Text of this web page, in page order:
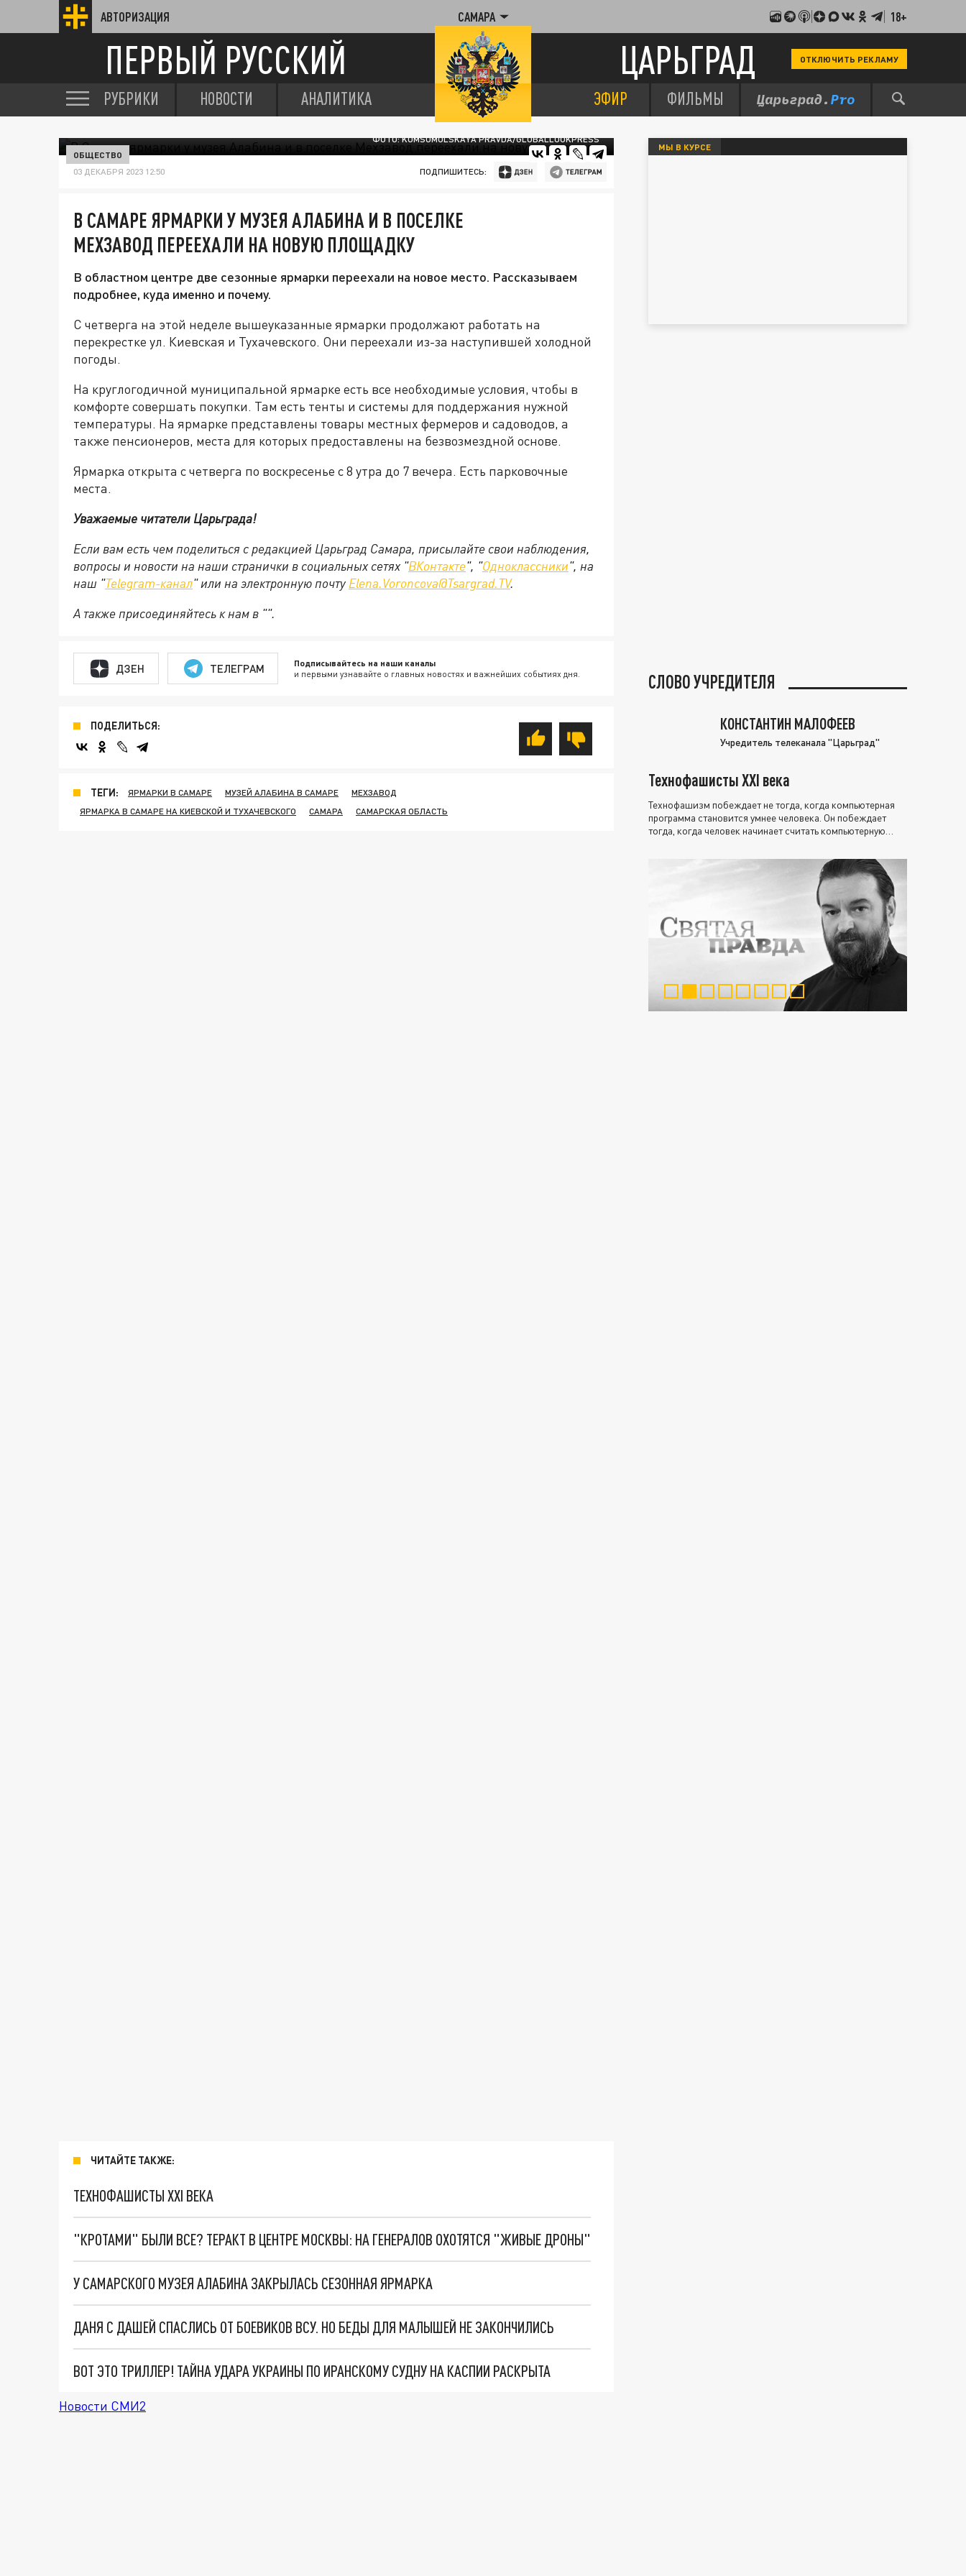
АВТОРИЗАЦИЯ САМАРА 18+
ПЕРВЫЙ РУССКИЙ ЦАРЬГРАД ОТКЛЮЧИТЬ РЕКЛАМУ
РУБРИКИ НОВОСТИ АНАЛИТИКА ЭФИР ФИЛЬМЫ
ФОТО: KOMSOMOLSKAYA PRAVDA/GLOBALLOOKPRESS
ОБЩЕСТВО
03 ДЕКАБРЯ 2023 12:50 ПОДПИШИТЕСЬ:
В САМАРЕ ЯРМАРКИ У МУЗЕЯ АЛАБИНА И В ПОСЕЛКЕ
МЕХЗАВОД ПЕРЕЕХАЛИ НА НОВУЮ ПЛОЩАДКУ
В областном центре две сезонные ярмарки переехали на новое место. Рассказываем
подробнее, куда именно и почему.
С четверга на этой неделе вышеуказанные ярмарки продолжают работать на
перекрестке ул. Киевская и Тухачевского. Они переехали из-за наступившей холодной
погоды.
На круглогодичной муниципальной ярмарке есть все необходимые условия, чтобы в
комфорте совершать покупки. Там есть тенты и системы для поддержания нужной
температуры. На ярмарке представлены товары местных фермеров и садоводов, а
также пенсионеров, места для которых предоставлены на безвозмездной основе.
Ярмарка открыта с четверга по воскресенье с 8 утра до 7 вечера. Есть парковочные
места.
Уважаемые читатели Царьграда!
Если вам есть чем поделиться с редакцией Царьград Самара, присылайте свои наблюдения,
вопросы и новости на наши странички в социальных сетях "ВКонтакте", "Одноклассники", на
наш "Telegram-канал" или на электронную почту Elena.Voroncova@Tsargrad.TV.
А также присоединяйтесь к нам в "".
ДЗЕН ТЕЛЕГРАМ Подписывайтесь на наши каналы
и первыми узнавайте о главных новостях и важнейших событиях дня.
ПОДЕЛИТЬСЯ:
ТЕГИ: ЯРМАРКИ В САМАРЕ МУЗЕЙ АЛАБИНА В САМАРЕ
МЕХЗАВОД
ЯРМАРКА В САМАРЕ НА КИЕВСКОЙ И ТУХАЧЕВСКОГО
САМАРА САМАРСКАЯ ОБЛАСТЬ
ЧИТАЙТЕ ТАКЖЕ:
ТЕХНОФАШИСТЫ XXI ВЕКА
"КРОТАМИ" БЫЛИ ВСЕ? ТЕРАКТ В ЦЕНТРЕ МОСКВЫ: НА ГЕНЕРАЛОВ ОХОТЯТСЯ "ЖИВЫЕ ДРОНЫ"
У САМАРСКОГО МУЗЕЯ АЛАБИНА ЗАКРЫЛАСЬ СЕЗОННАЯ ЯРМАРКА
ДАНЯ С ДАШЕЙ СПАСЛИСЬ ОТ БОЕВИКОВ ВСУ. НО БЕДЫ ДЛЯ МАЛЫШЕЙ НЕ ЗАКОНЧИЛИСЬ
ВОТ ЭТО ТРИЛЛЕР! ТАЙНА УДАРА УКРАИНЫ ПО ИРАНСКОМУ СУДНУ НА КАСПИИ РАСКРЫТА
Новости СМИ2
МЫ В КУРСЕ
СЛОВО УЧРЕДИТЕЛЯ
КОНСТАНТИН МАЛОФЕЕВ
Учредитель телеканала "Царьград"
Технофашисты XXI века
Технофашизм побеждает не тогда, когда компьютерная
программа становится умнее человека. Он побеждает
тогда, когда человек начинает считать компьютерную